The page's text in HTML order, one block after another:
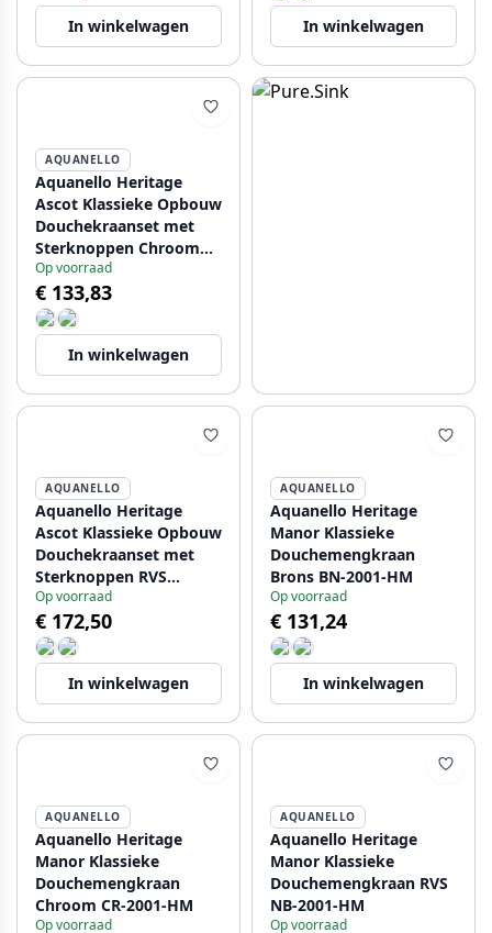
In winkelwagen In winkelwagen
AQUANELLO
Aquanello Heritage
Ascot Klassieke Opbouw
Douchekraanset met
Sterknoppen Chroom
inclusief Handdouche
CR-2002-HA
Op voorraad
€ 133,83
In winkelwagen
AQUANELLO
Aquanello Heritage
Ascot Klassieke Opbouw
Douchekraanset met
Sterknoppen RVS
inclusief Handdouche
NB-2002-HA
Op voorraad
€ 172,50
In winkelwagen
AQUANELLO
Aquanello Heritage
Manor Klassieke
Douchemengkraan
Brons BN-2001-HM
Op voorraad
€ 131,24
In winkelwagen
AQUANELLO
Aquanello Heritage
Manor Klassieke
Douchemengkraan
Chroom CR-2001-HM
Op voorraad
AQUANELLO
Aquanello Heritage
Manor Klassieke
Douchemengkraan RVS
NB-2001-HM
Op voorraad